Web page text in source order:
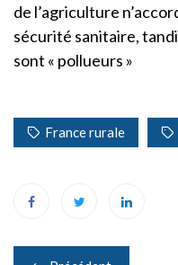
de l’agriculture
sécurité sanitaire,
sont « pollueurs »
France rurale